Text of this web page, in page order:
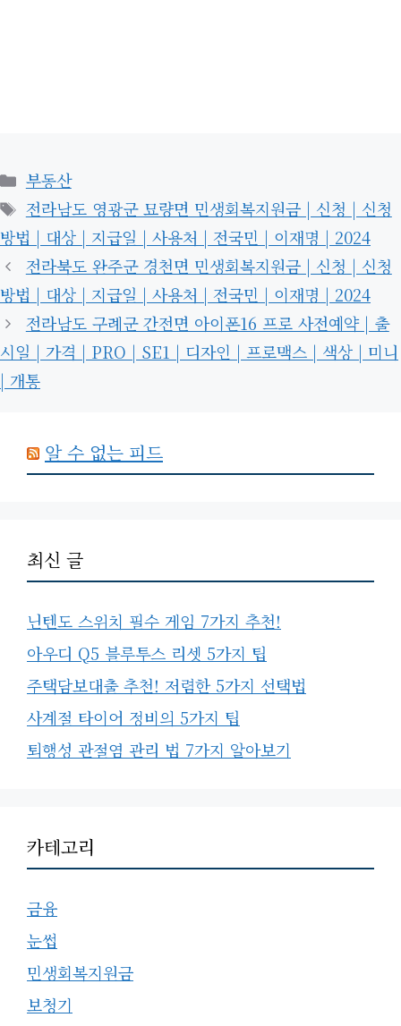
카
테
고
리
부동산
태
그
전라남도 영광군 묘량면 민생회복지원금 | 신청 | 신청
방법 | 대상 | 지급일 | 사용처 | 전국민 | 이재명 | 2024
전라북도 완주군 경천면 민생회복지원금 | 신청 | 신청
방법 | 대상 | 지급일 | 사용처 | 전국민 | 이재명 | 2024
전라남도 구례군 간전면 아이폰16 프로 사전예약 | 출
시일 | 가격 | PRO | SE1 | 디자인 | 프로맥스 | 색상 | 미니
| 개통
알 수 없는 피드
최신 글
닌텐도 스위치 필수 게임 7가지 추천!
아우디 Q5 블루투스 리셋 5가지 팁
주택담보대출 추천! 저렴한 5가지 선택법
사계절 타이어 정비의 5가지 팁
퇴행성 관절염 관리 법 7가지 알아보기
카테고리
금융
눈썹
민생회복지원금
보청기